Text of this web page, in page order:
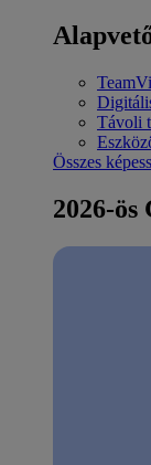
Távoli
Összes
2026-